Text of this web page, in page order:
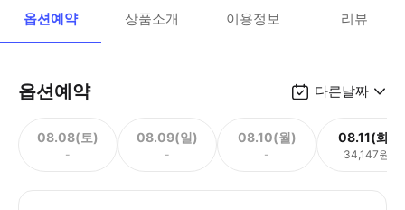
옵션예약 상품소개 이용정보 리뷰
옵션예약 다른날짜
08.08(토)
-
08.09(일)
-
08.10(월)
-
08.11(화)
34,147원